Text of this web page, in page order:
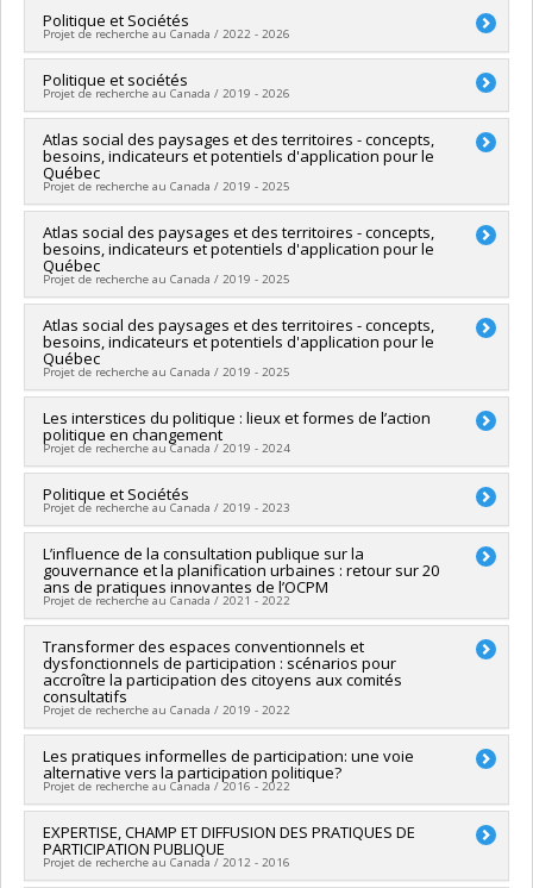
Société et culture (FQRSC)
Grant programs:PVXXXXXX-(SE) Programme Soutien aux
équipes de recherche - Stade de développement :
Renouvellement
Lead researcher :Laurence Bherer
Funding sources: CRSH/Conseil de recherches en sciences
humaines du Canada
Grant programs:PVXXXXXX-Subvention d'engagement
partenarial
Politique et Sociétés
Projet de recherche au Canada / 2022 - 2026
Lead researcher :Laurence Bherer
Funding sources: CRSH/Conseil de recherches en sciences
humaines du Canada
Grant programs:PVX31065-Aide aux revues savantes et de
transfert -- Subvention générale
Politique et sociétés
Projet de recherche au Canada / 2019 - 2026
Lead researcher :Françoise Montambeault ,Laurence Bherer
Funding sources:FRQSC/Fonds de recherche du Québec -
Société et culture (FQRSC)
Grant programs:PVXXXXXX-(RE) Soutien publication de
revues et de transfert de connaissance (conf, coll, revues
etc...)
Atlas social des paysages et des territoires - concepts,
besoins, indicateurs et potentiels d'application pour le
Québec
Projet de recherche au Canada / 2019 - 2025
Lead researcher :Sylvain Paquette
Co-researchers :Gérald Domon, Danielle Dagenais,Philippe
Poullaouec-Gonidec,Laurence Bherer
Sophie Leblanc Van Neste
Funding sources:Hydro-Québec , Ministère de l’Enseignement
supérieur
Grant programs:
Atlas social des paysages et des territoires - concepts,
besoins, indicateurs et potentiels d'application pour le
Québec
Projet de recherche au Canada / 2019 - 2025
Lead researcher :Sylvain Paquette
Co-researchers :Gérald Domon, Danielle Dagenais,Philippe
Poullaouec-Gonidec,Laurence Bherer
Funding sources:CRSH/Conseil de recherches en sciences
humaines du Canada
Grant programs:PVX99097-Subvention de développement de
partenariat
Atlas social des paysages et des territoires - concepts,
besoins, indicateurs et potentiels d'application pour le
Québec
Projet de recherche au Canada / 2019 - 2025
Lead researcher : Sylvain Paquette
Co-researchers : Gérald Domon, Danielle Dagenais
Poullaouec-Gonidec
Les interstices du politique : lieux et formes de l’action
politique en changement
Projet de recherche au Canada / 2019 - 2024
Lead researcher :Pascale Dufour
Co-researchers : Laurence Bherer,
Geneviève Pagé
Funding sources:FRQSC/Fonds de recherche du Québec -
Société et culture (FQRSC)
Grant programs:PVXXXXXX-(SE) Programme Soutien aux
équipes de recherche - Stade de développement :
Fonctionnement
Politique et Sociétés
Projet de recherche au Canada / 2019 - 2023
Lead researcher :Françoise Montambeault, Laurence Bherer
Funding sources:CRSH/Conseil de recherches en sciences
humaines du Canada
Grant programs:PVX31065-Aide aux revues savantes et de
transfert -- Subvention générale
L’influence de la consultation publique sur la
gouvernance et la planification urbaines : retour sur 20
ans de pratiques innovantes de l’OCPM
Projet de recherche au Canada / 2021 - 2022
Lead researcher :Laurence Bherer
Co-researchers : Florence Paulhiac
Funding sources:MITACS Inc.
Grant programs:PVXXXXXX-Stage Accélération Québec -
MITACS
Transformer des espaces conventionnels et
dysfonctionnels de participation : scénarios pour
accroître la participation des citoyens aux comités
consultatifs
Projet de recherche au Canada / 2019 - 2022
Funding sources:CRSH/Conseil de recherches en sciences
humaines du Canada
Grant programs:
Les pratiques informelles de participation: une voie
alternative vers la participation politique?
Projet de recherche au Canada / 2016 - 2022
Lead researcher :Laurence Bherer
Co-researchers : Pascale Dufour ,
Isabelle Gaudette
EXPERTISE, CHAMP ET DIFFUSION DES PRATIQUES DE
PARTICIPATION PUBLIQUE
Projet de recherche au Canada / 2012 - 2016